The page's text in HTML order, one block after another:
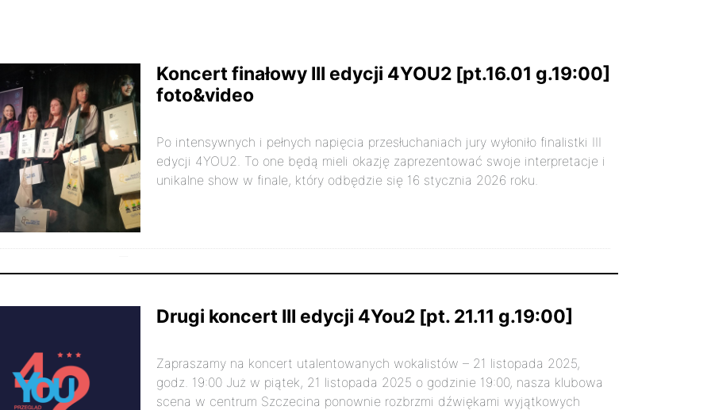
Koncert finałowy III edycji 4YOU2 [pt.16.01 g.19:00]
foto&video
Po intensywnych i pełnych napięcia przesłuchaniach jury wyłoniło finalistki III
edycji 4YOU2. To one będą mieli okazję zaprezentować swoje interpretacje i
unikalne show w finale, który odbędzie się 16 stycznia 2026 roku.
Drugi koncert III edycji 4You2 [pt. 21.11 g.19:00]
Zapraszamy na koncert utalentowanych wokalistów – 21 listopada 2025,
godz. 19:00 Już w piątek, 21 listopada 2025 o godzinie 19:00, nasza klubowa
scena w centrum Szczecina ponownie rozbrzmi dźwiękami wyjątkowych